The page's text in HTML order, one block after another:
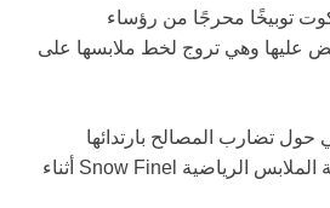
تلقت ألكوت توبيخًا محرجًا من رؤساء
عليها وهي تروج لخط ملابسها على
تضارب المصالح بارتدائها
ملابس صوفية من علامة الملابس الرياضية Snow Finel أثناء